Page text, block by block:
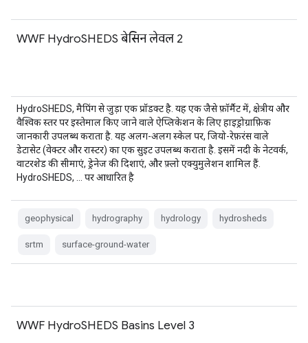
WWF HydroSHEDS बेसिन लेवल 2
HydroSHEDS, मैपिंग से जुड़ा एक प्रॉडक्ट है. यह एक जैसे फ़ॉर्मैट में, क्षेत्रीय और
वैश्विक स्तर पर इस्तेमाल किए जाने वाले ऐप्लिकेशन के लिए हाइड्रोग्राफ़िक
जानकारी उपलब्ध कराता है. यह अलग-अलग स्केल पर, जियो-रेफ़रंस वाले
डेटासेट (वेक्टर और रास्टर) का एक सुइट उपलब्ध कराता है. इसमें नदी के नेटवर्क,
वाटरशेड की सीमाएं, ड्रेनेज की दिशाएं, और फ़्लो एक्युमुलेशन शामिल हैं.
HydroSHEDS, … पर आधारित है
geophysical hydrography hydrology hydrosheds
srtm surface-ground-water
WWF HydroSHEDS Basins Level 3